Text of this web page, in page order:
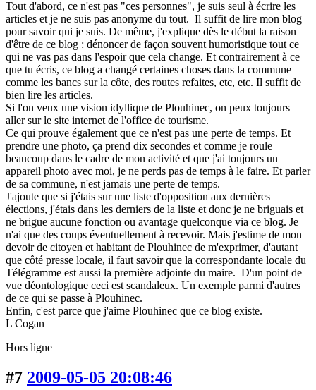
Tout d'abord, ce n'est pas "ces personnes", je suis seul à écrire les
articles et je ne suis pas anonyme du tout. Il suffit de lire mon blog
pour savoir qui je suis. De même, j'explique dès le début la raison
d'être de ce blog : dénoncer de façon souvent humoristique tout ce
qui ne vas pas dans l'espoir que cela change. Et contrairement à ce
que tu écris, ce blog a changé certaines choses dans la commune
comme les bancs sur la côte, des routes refaites, etc, etc. Il suffit de
bien lire les articles.
Si l'on veux une vision idyllique de Plouhinec, on peux toujours
aller sur le site internet de l'office de tourisme.
Ce qui prouve également que ce n'est pas une perte de temps. Et
prendre une photo, ça prend dix secondes et comme je roule
beaucoup dans le cadre de mon activité et que j'ai toujours un
appareil photo avec moi, je ne perds pas de temps à le faire. Et parler
de sa commune, n'est jamais une perte de temps.
J'ajoute que si j'étais sur une liste d'opposition aux dernières
élections, j'étais dans les derniers de la liste et donc je ne briguais et
ne brigue aucune fonction ou avantage quelconque via ce blog. Je
n'ai que des coups éventuellement à recevoir. Mais j'estime de mon
devoir de citoyen et habitant de Plouhinec de m'exprimer, d'autant
que côté presse locale, il faut savoir que la correspondante locale du
Télégramme est aussi la première adjointe du maire. D'un point de
vue déontologique ceci est scandaleux. Un exemple parmi d'autres
de ce qui se passe à Plouhinec.
Enfin, c'est parce que j'aime Plouhinec que ce blog existe.
L Cogan
Hors ligne
#7 2009-05-05 20:08:46